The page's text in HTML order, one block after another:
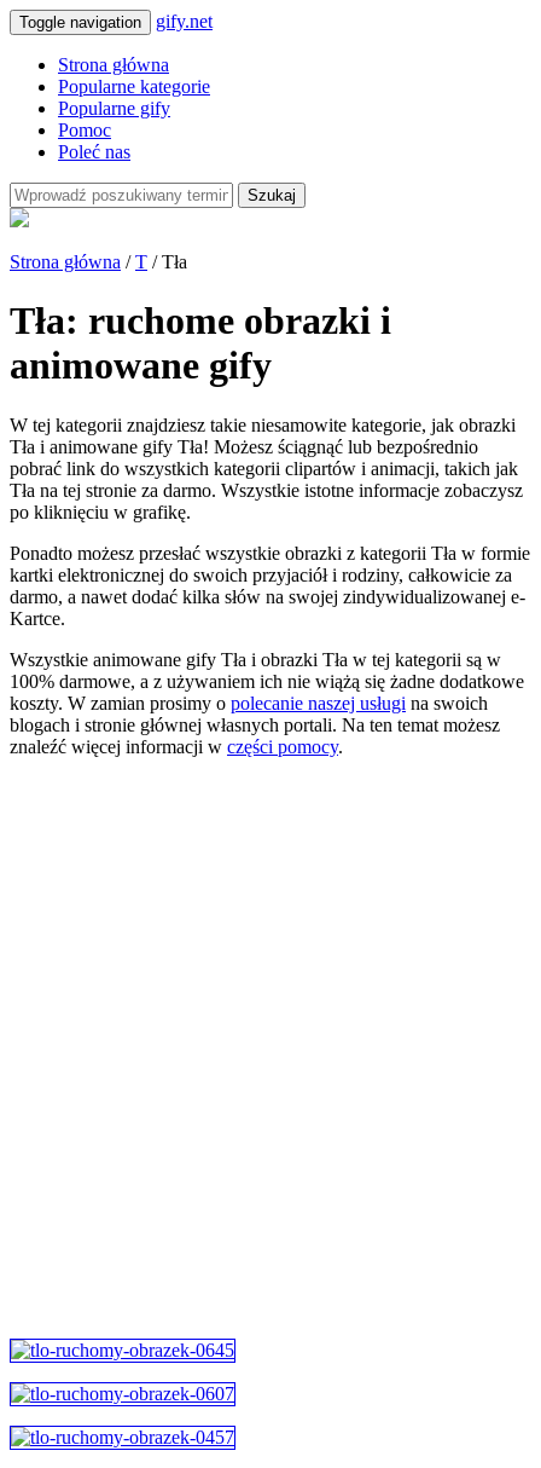
Toggle navigation gify.net
Strona główna
Popularne kategorie
Popularne gify
Pomoc
Poleć nas
Szukaj
Strona główna /T / Tła
Tła: ruchome obrazki i
animowane gify
W tej kategorii znajdziesz takie niesamowite kategorie, jak obrazki
Tła i animowane gify Tła! Możesz ściągnąć lub bezpośrednio
pobrać link do wszystkich kategorii clipartów i animacji, takich jak
Tła na tej stronie za darmo. Wszystkie istotne informacje zobaczysz
po kliknięciu w grafikę.
Ponadto możesz przesłać wszystkie obrazki z kategorii Tła w formie
kartki elektronicznej do swoich przyjaciół i rodziny, całkowicie za
darmo, a nawet dodać kilka słów na swojej zindywidualizowanej e-
Kartce.
Wszystkie animowane gify Tła i obrazki Tła w tej kategorii są w
100% darmowe, a z używaniem ich nie wiążą się żadne dodatkowe
koszty. W zamian prosimy o polecanie naszej usługi na swoich
blogach i stronie głównej własnych portali. Na ten temat możesz
znaleźć więcej informacji w części pomocy.